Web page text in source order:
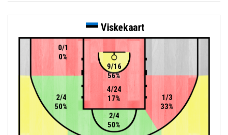
Viskekaart
2/4
50%
2/4
50%
0/1
0%
1/3
33%
4/24
17%
9/16
56%